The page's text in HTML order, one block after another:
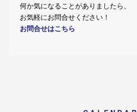
何か気になることがありましたら、
お気軽にお問合せください！
お問合せはこちら